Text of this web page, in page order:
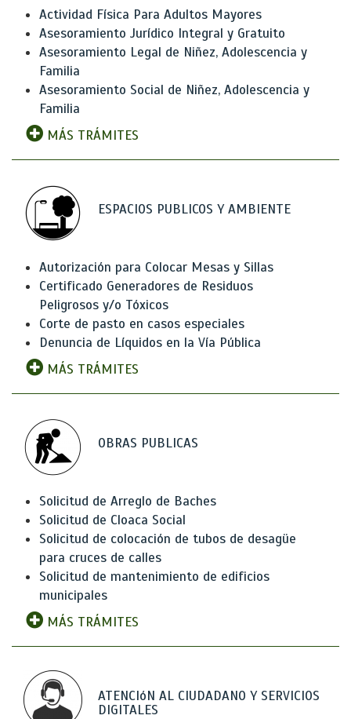
Actividad Física Para Adultos Mayores
Asesoramiento Jurídico Integral y Gratuito
Asesoramiento Legal de Niñez, Adolescencia y
Familia
Asesoramiento Social de Niñez, Adolescencia y
Familia
MÁS TRÁMITES
ESPACIOS PUBLICOS Y AMBIENTE
Autorización para Colocar Mesas y Sillas
Certificado Generadores de Residuos
Peligrosos y/o Tóxicos
Corte de pasto en casos especiales
Denuncia de Líquidos en la Vía Pública
MÁS TRÁMITES
OBRAS PUBLICAS
Solicitud de Arreglo de Baches
Solicitud de Cloaca Social
Solicitud de colocación de tubos de desagüe
para cruces de calles
Solicitud de mantenimiento de edificios
municipales
MÁS TRÁMITES
ATENCIóN AL CIUDADANO Y SERVICIOS
DIGITALES